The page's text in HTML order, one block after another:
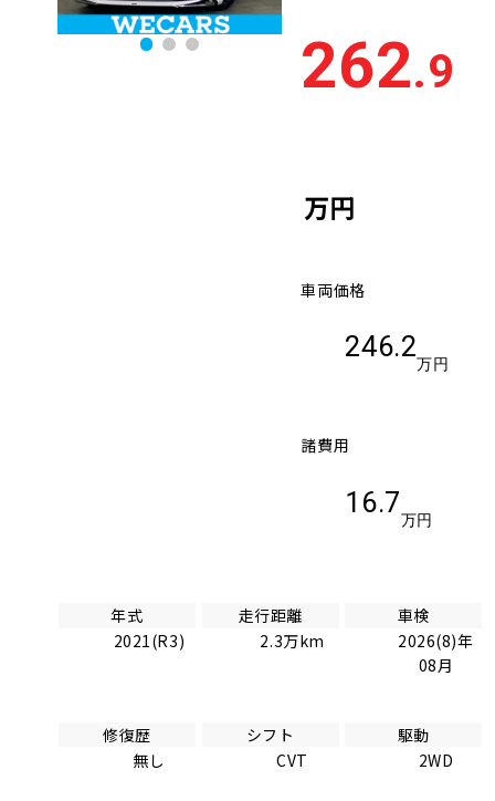
262.9
万円
車両価格
246.2
万円
諸費用
16.7
万円
年式
2021(R3)
走行距離
2.3万km
車検
2026(8)年
08月
修復歴
無し
シフト
CVT
駆動
2WD